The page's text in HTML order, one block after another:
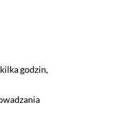
godzin,